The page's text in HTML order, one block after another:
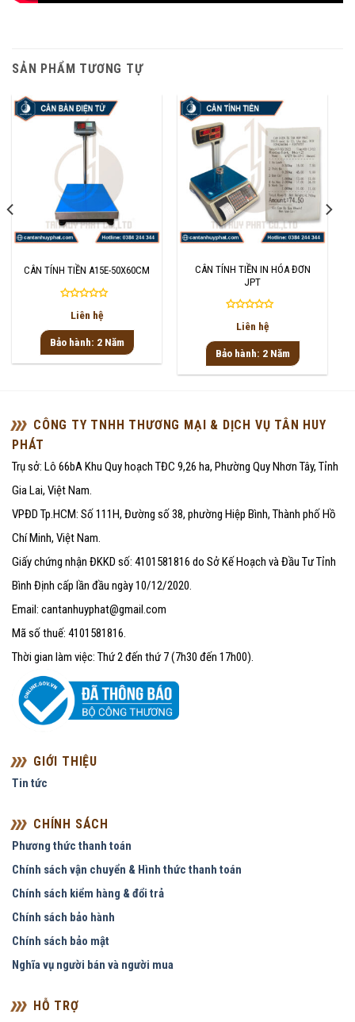
SẢN PHẨM TƯƠNG TỰ
CÂN TÍNH TIỀN A15E-50X60CM
Được
hạng
0
5
Liên hệ
Bảo hành: 2 Năm
CÂN TÍNH TIỀN IN HÓA ĐƠN
JPT
Được
hạng
0
5
Liên hệ
Bảo hành: 2 Năm
CÔNG TY TNHH THƯƠNG MẠI & DỊCH VỤ TÂN HUY
PHÁT
Trụ sở: Lô 66bA Khu Quy hoạch TĐC 9,26 ha, Phường Quy Nhơn Tây, Tỉnh
Gia Lai, Việt Nam.
VPĐD Tp.HCM: Số 111H, Đường số 38, phường Hiệp Bình, Thành phố Hồ
Chí Minh, Việt Nam.
Giấy chứng nhận ĐKKD số: 4101581816 do Sở Kế Hoạch và Đầu Tư Tỉnh
Bình Định cấp lần đầu ngày 10/12/2020.
Email: cantanhuyphat@gmail.com
Mã số thuế: 4101581816.
Thời gian làm việc: Thứ 2 đến thứ 7 (7h30 đến 17h00).
GIỚI THIỆU
Tin tức
CHÍNH SÁCH
Phương thức thanh toán
Chính sách vận chuyển & Hình thức thanh toán
Chính sách kiểm hàng & đổi trả
Chính sách bảo hành
Chính sách bảo mật
Nghĩa vụ người bán và người mua
HỖ TRỢ